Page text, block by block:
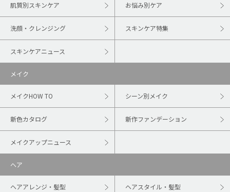
肌質別スキンケア お悩み別ケア
洗顔・クレンジング スキンケア特集
スキンケアニュース
メイク
メイクHOW TO シーン別メイク
新色カタログ 新作ファンデーション
メイクアップニュース
ヘア
ヘアアレンジ・髪型 ヘアスタイル・髪型